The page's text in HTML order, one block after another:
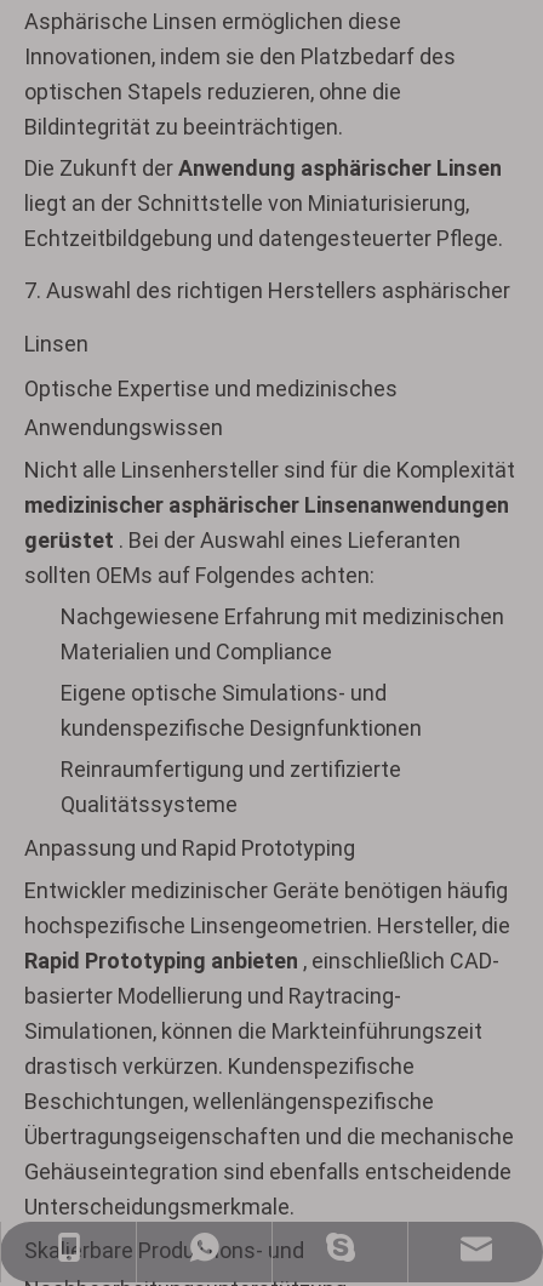
Asphärische Linsen ermöglichen diese
Innovationen, indem sie den Platzbedarf des
optischen Stapels reduzieren, ohne die
Bildintegrität zu beeinträchtigen.
Die Zukunft derAnwendung asphärischer Linsen
liegt an der Schnittstelle von Miniaturisierung,
Echtzeitbildgebung und datengesteuerter Pflege.
7. Auswahl des richtigen Herstellers asphärischer
Linsen
Optische Expertise und medizinisches
Anwendungswissen
Nicht alle Linsenhersteller sind für die Komplexität
medizinischer asphärischer Linsenanwendungen
gerüstet . Bei der Auswahl eines Lieferanten
sollten OEMs auf Folgendes achten:
Nachgewiesene Erfahrung mit medizinischen
Materialien und Compliance
Eigene optische Simulations- und
kundenspezifische Designfunktionen
Reinraumfertigung und zertifizierte
Qualitätssysteme
Anpassung und Rapid Prototyping
Entwickler medizinischer Geräte benötigen häufig
hochspezifische Linsengeometrien. Hersteller, die
Rapid Prototyping anbieten , einschließlich CAD-
basierter Modellierung und Raytracing-
Simulationen, können die Markteinführungszeit
drastisch verkürzen. Kundenspezifische
Beschichtungen, wellenlängenspezifische
Übertragungseigenschaften und die mechanische
Gehäuseintegration sind ebenfalls entscheidende
Unterscheidungsmerkmale.
Skalierbare Produktions- und
+86-159-5177-5819
WhatsApp
+86 15951775819
sales@nj-optics.com